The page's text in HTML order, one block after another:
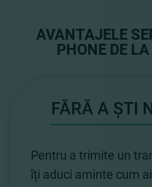
AVANTAJELE
PHONE DE
FĂRĂ A ȘTI
Pentru a trimite un
îți aduci aminte cum